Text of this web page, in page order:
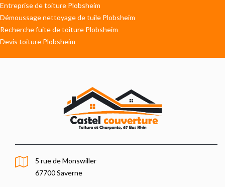
Entreprise de toiture Plobsheim
Démoussage nettoyage de tuile Plobsheim
Recherche fuite de toiture Plobsheim
Devis toiture Plobsheim
5 rue de Monswiller
67700 Saverne